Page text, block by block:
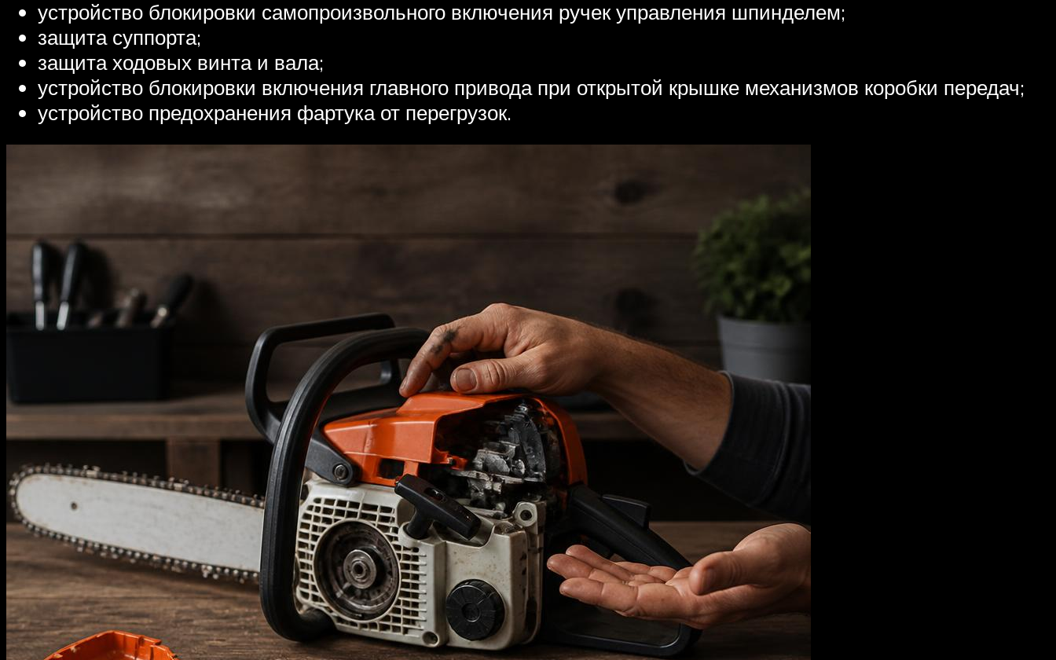
устройство блокировки самопроизвольного включения ручек управления шпинделем;
защита суппорта;
защита ходовых винта и вала;
устройство блокировки включения главного привода при открытой крышке механизмов коробки передач;
устройство предохранения фартука от перегрузок.